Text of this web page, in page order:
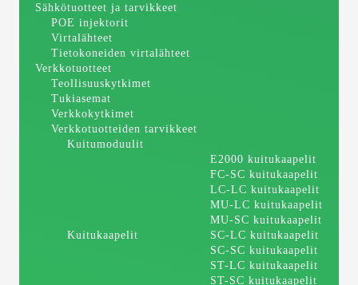
Sähkötuotteet ja tarvikkeet
POE injektorit
Virtalähteet
Tietokoneiden virtalähteet
Verkkotuotteet
Teollisuuskytkimet
Tukiasemat
Verkkokytkimet
Verkkotuotteiden tarvikkeet
Kuitumoduulit
Kuitukaapelit
E2000 kuitukaapelit
FC-SC kuitukaapelit
LC-LC kuitukaapelit
MU-LC kuitukaapelit
MU-SC kuitukaapelit
SC-LC kuitukaapelit
SC-SC kuitukaapelit
ST-LC kuitukaapelit
ST-SC kuitukaapelit